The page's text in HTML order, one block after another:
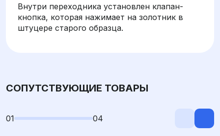
Внутри переходника установлен клапан-
кнопка, которая нажимает на золотник в
штуцере старого образца.
СОПУТСТВУЮЩИЕ ТОВАРЫ
01 04